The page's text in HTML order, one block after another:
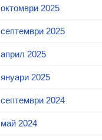
октомври 2025
септември 2025
април 2025
януари 2025
септември 2024
май 2024